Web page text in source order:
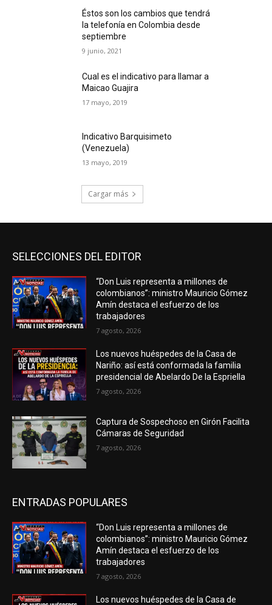
Éstos son los cambios que tendrá
la telefonía en Colombia desde
septiembre
9 junio, 2021
Cual es el indicativo para llamar a
Maicao Guajira
17 mayo, 2019
Indicativo Barquisimeto
(Venezuela)
13 mayo, 2019
Cargar más
SELECCIONES DEL EDITOR
“Don Luis representa a millones de
colombianos”: ministro Mauricio Gómez
Amín destaca el esfuerzo de los
trabajadores
7 agosto, 2026
Los nuevos huéspedes de la Casa de
Nariño: así está conformada la familia
presidencial de Abelardo De la Espriella
7 agosto, 2026
Captura de Sospechoso en Girón Facilita
Cámaras de Seguridad
7 agosto, 2026
ENTRADAS POPULARES
“Don Luis representa a millones de
colombianos”: ministro Mauricio Gómez
Amín destaca el esfuerzo de los
trabajadores
7 agosto, 2026
Los nuevos huéspedes de la Casa de